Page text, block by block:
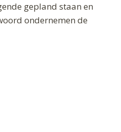
gepland staan en
ondernemen de